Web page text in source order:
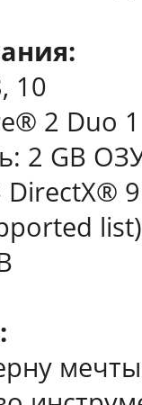
10
2 Duo
2 GB
DirectX®
list)